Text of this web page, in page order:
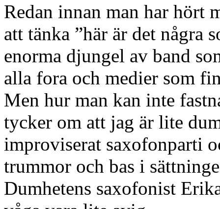
Redan innan man har hört
att tänka ”här är det några
enorma djungel av band
alla fora och medier som
Men hur man kan inte
tycker om att jag är lite
improviserat saxofonparti
trummor och bas i
Dumhetens saxofonist